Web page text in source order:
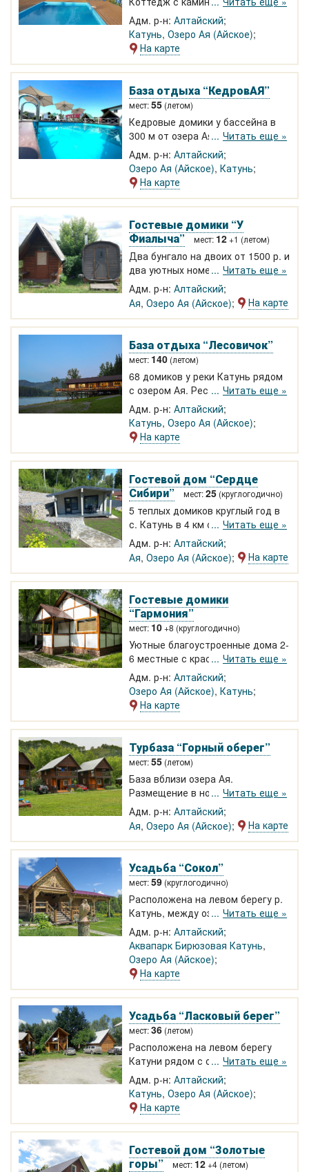
благоустроенные домики для
отдыха на озере Ая. Кафе, кухня в
коттеджах и номерах. Детская
площадка, бассейн, ручей, баня с
купальней. От 1500 р. чел.
Адм. р-н: Алтайский
Катунь, Озеро Ая (Айское)
На карте
База отдыха “КедровАЯ”
мест:55 (летом)
Кедровые домики у бассейна в
300 м от озера Ая. Зимний
коттедж на 11 двухместных
благоустроенных номеров для
семейного или корпоративного
отдыха на Алтае. Беседка на 25
человек, мангалы. Нет
оживленных дорог, тихое,
спокойное место. Рядом кафе,
экскурсии.
Читать еще »
Адм. р-н: Алтайский
Озеро Ая (Айское), Катунь
На карте
Гостевые домики “У
Фиалыча”
мест: 12+1 (летом)
Два бунгало на двоих от 1500 р. и
два уютных номера в селе Ая в
200 м от реки Катунь. Новая
кедровая баня, кухня, душ,
туалет. Низкие цены! 670-750 р.
Читать еще »
Адм. р-н: Алтайский
Ая, Озеро Ая (Айское) На карте
База отдыха “Лесовичок”
мест: 140 (летом)
68 домиков у реки Катунь рядом
с озером Ая. Ресторан "Веранда"
на 80 чел., шатер. Пантовые
ванны. Комфортабельные
отдельно стоящие домики и
дизайнерские апартаменты со
всеми удобствами, тёплыми
полами, камином, террасой.
Читать еще »
Адм. р-н: Алтайский
Катунь, Озеро Ая (Айское)
На карте
Гостевой дом “Сердце
Сибири”
мест:25 (круглогодично)
5 теплых домиков круглый год в
с. Катунь в 4 км от озера Ая для
семейного отдыха. В домике
кухня, теплые полы, душ, туалет,
холодильник и тд. Бассейн и
детская площадка (к лету 2026).
Река Катунь в 800 м.
Читать еще »
Адм. р-н: Алтайский
Ая, Озеро Ая (Айское) На карте
Гостевые домики
“Гармония”
мест: 10+8 (круглогодично)
Уютные благоустроенные дома 2-
6 местные с красивым
интерьером. Работают весь год.
Большая ухоженная территория.
Для каждого дома собственная
крытая беседка с мангалом.
Читать еще »
Адм. р-н: Алтайский
Озеро Ая (Айское), Катунь
На карте
Турбаза “Горный оберег”
мест:55 (летом)
База вблизи озера Ая.
Размещение в номерах на 1-5
человек или в коттеджах для
компаний. На территории
бассейн, спортивная площадка,
бассейн, рядом парк
аттракционов.
Читать еще »
Адм. р-н: Алтайский
Ая, Озеро Ая (Айское) На карте
Усадьба “Сокол”
мест:59 (круглогодично)
Расположена на левом берегу р.
Катунь, между озером Ая и
"Бирюзовой Катунью". Круглый
год отдых в благоустроенных
домах из сосны и кедра для 59
гостей. Русская банька, кедровая
бочка, фиточаи с медом
собственной пасеки, экскурсии,
кони, сплавы
Читать еще »
Адм. р-н: Алтайский
Аквапарк Бирюзовая Катунь,
Озеро Ая (Айское)
На карте
Усадьба “Ласковый берег”
мест:36 (летом)
Расположена на левом берегу
Катуни рядом с озером Ая.
Летние домики и круглогодичная
гостиница. Летняя столовая,
детская площадка, баня,
парковка машин, беседки с
мангалами. Сплавы, конные
прогулки, экскурсии.
Читать еще »
Адм. р-н: Алтайский
Катунь, Озеро Ая (Айское)
На карте
Гостевой дом “Золотые
горы”
мест: 12+4 (летом)